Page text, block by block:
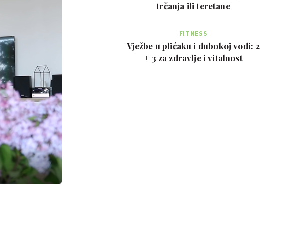
trčanja ili teretane
FITNESS
Vježbe u plićaku i dubokoj vodi: 2
+ 3 za zdravlje i vitalnost